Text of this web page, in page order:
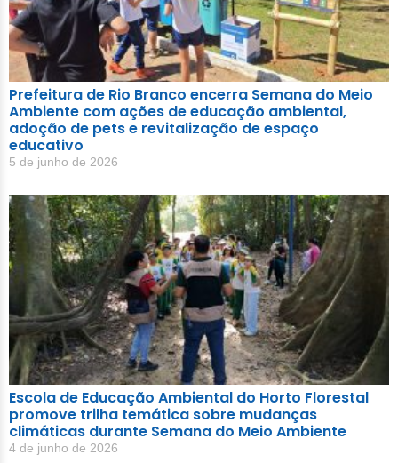
Prefeitura de Rio Branco encerra Semana do Meio
Ambiente com ações de educação ambiental,
adoção de pets e revitalização de espaço
educativo
5 de junho de 2026
Escola de Educação Ambiental do Horto Florestal
promove trilha temática sobre mudanças
climáticas durante Semana do Meio Ambiente
4 de junho de 2026